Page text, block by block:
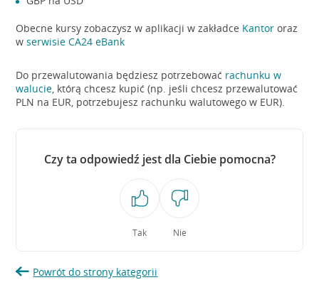
Obecne kursy zobaczysz w aplikacji w zakładce Kantor oraz
wserwisie CA24 eBank
Do przewalutowania będziesz potrzebować rachunku w
walucie, którą chcesz kupić (np. jeśli chcesz przewalutować
PLN na EUR, potrzebujesz rachunku walutowego w EUR).
Czy ta odpowiedź jest dla Ciebie pomocna?
Tak Nie
Powrót do strony kategorii